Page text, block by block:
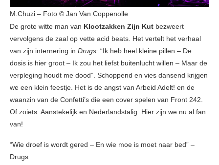
M.Chuzi – Foto © Jan Van Coppenolle
De grote witte man van Klootzakken Zijn Kut bezweert
vervolgens de zaal op vette acid beats. Het vertelt het verhaal
van zijn internering in Drugs: “Ik heb heel kleine pillen – De
dosis is hier groot – Ik zou het liefst buitenlucht willen – Maar de
verpleging houdt me dood”. Schoppend en vies dansend krijgen
we een klein feestje. Het is de angst van Arbeid Adelt! en de
waanzin van de Confetti’s die een cover spelen van Front 242.
Of zoiets. Aanstekelijk en Nederlandstalig. Hier zijn we nu al fan
van!
“Wie droef is wordt gered – En wie moe is moet naar bed” –
Drugs